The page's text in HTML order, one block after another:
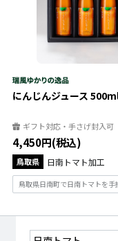
にんじんジュース
ギフト対応・手さげ封入可
4,450円(税込)
鳥取県 日南トマト加工
鳥取県日南町で日南トマトを手